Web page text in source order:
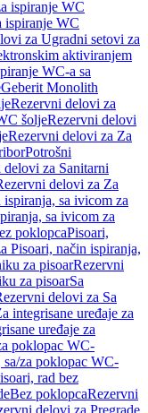
ispiranje WC
ispiranje WC
za Ugradni setovi za
aktiviranjem
WC-a sa
Geberit Monolith
Rezervni delovi za
šoljeRezervni delovi
Rezervni delovi za Za
Potrošni
delovi za Sanitarni
delovi za Za
ispiranja, sa ivicom za
sa ivicom za
poklopcaPisoari,
Pisoari, način ispiranja,
za pisoarRezervni
za pisoarSa
delovi za Sa
integrisane uređaje za
uređaje za
poklopac WC-
za poklopac WC-
rad bez
Bez poklopcaRezervni
delovi za Pregrade